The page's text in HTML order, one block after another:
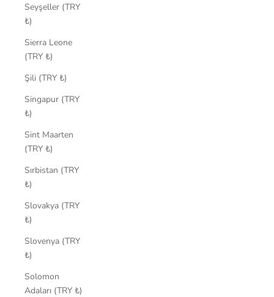
Seyşeller (TRY
₺)
Sierra Leone
(TRY ₺)
Şili (TRY ₺)
Singapur (TRY
₺)
Sint Maarten
(TRY ₺)
Sırbistan (TRY
₺)
Slovakya (TRY
₺)
Slovenya (TRY
₺)
Solomon
Adaları (TRY ₺)